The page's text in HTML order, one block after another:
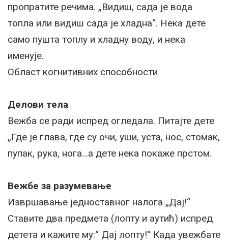
пропратите речима. „Видиш, сада је вода
топла или видиш сада је хладна“. Нека дете
само пушта топлу и хладну воду, и нека
именује.
Област когнитивних способности
Делови тела
Вежба се ради испред огледала. Питајте дете
„Где је глава, где су очи, уши, уста, нос, стомак,
пупак, рука, нога…а дете нека покаже прстом.
Вежбе за разумевање
Извршавање једноставног налога „Дај!“
Ставите два предмета (лопту и аутић) испред
детета и кажите му:“ Дај лопту!“ Када увежбате